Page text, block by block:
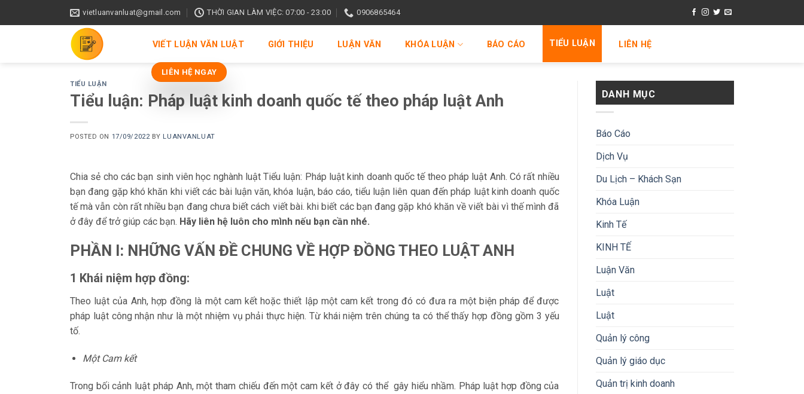
vietluanvanluat@gmail.com THỜI GIAN LÀM VIỆC: 07:00 - 23:00 0906865464
VIẾT LUẬN VĂN LUẬT GIỚI THIỆU LUẬN VĂN KHÓA LUẬN BÁO CÁO TIỂU LUẬN LIÊN HỆ
LIÊN HỆ NGAY
TIỂU LUẬN
Tiểu luận: Pháp luật kinh doanh quốc tế theo pháp luật Anh
POSTED ON 17/09/2022 BY LUANVANLUAT
Chia sẻ cho các bạn sinh viên học nghành luật Tiểu luận: Pháp luật kinh doanh quốc tế theo pháp luật Anh. Có rất nhiều
bạn đang gặp khó khăn khi viết các bài luận văn, khóa luận, báo cáo, tiểu luận liên quan đến pháp luật kinh doanh quốc
tế mà vẫn còn rất nhiều bạn đang chưa biết cách viết bài. khi biết các bạn đang gặp khó khăn về viết bài vì thế mình đã
ở đây để trở giúp các bạn. Hãy liên hệ luôn cho mình nếu bạn cần nhé.
PHẦN I: NHỮNG VẤN ĐỀ CHUNG VỀ HỢP ĐỒNG THEO LUẬT ANH
1 Khái niệm hợp đồng:
Theo luật của Anh, hợp đồng là một cam kết hoặc thiết lập một cam kết trong đó có đưa ra một biện pháp để được
pháp luật công nhận như là một nhiệm vụ phải thực hiện. Từ khái niệm trên chúng ta có thể thấy hợp đồng gồm 3 yếu
tố.
Một Cam kết
Trong bối cảnh luật pháp Anh, một tham chiếu đến một cam kết ở đây có thể gây hiểu nhầm. Pháp luật hợp đồng của
DANH MỤC
Báo Cáo
Dịch Vụ
Du Lịch – Khách Sạn
Khóa Luận
Kinh Tế
KINH TẾ
Luận Văn
Luật
Luật
Quản lý công
Quản lý giáo dục
Quản trị kinh doanh